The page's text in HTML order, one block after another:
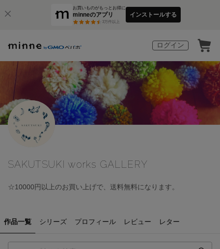
お買いものがもっとお得に
minneのアプリ
3万件以上
インストールする
ログイン
SAKUTSUKI works GALLERY
☆10000円以上のお買い上げで、送料無料になります。
作品一覧 シリーズ プロフィール レビュー レター